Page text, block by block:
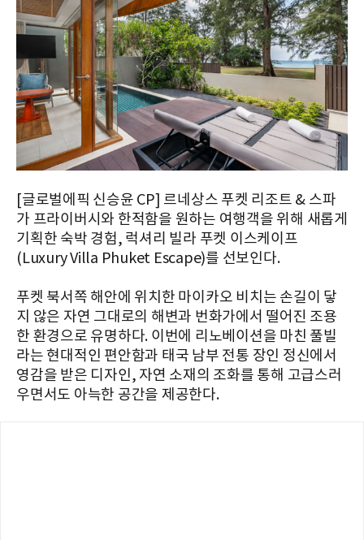
[글로벌에픽 신승윤 CP] 르네상스 푸켓 리조트 & 스파
가 프라이버시와 한적함을 원하는 여행객을 위해 새롭게
기획한 숙박 경험, 럭셔리 빌라 푸켓 이스케이프
(Luxury Villa Phuket Escape)를 선보인다.
푸켓 북서쪽 해안에 위치한 마이카오 비치는 손길이 닿
지 않은 자연 그대로의 해변과 번화가에서 떨어진 조용
한 환경으로 유명하다. 이번에 리노베이션을 마친 풀빌
라는 현대적인 편안함과 태국 남부 전통 장인 정신에서
영감을 받은 디자인, 자연 소재의 조화를 통해 고급스러
우면서도 아늑한 공간을 제공한다.